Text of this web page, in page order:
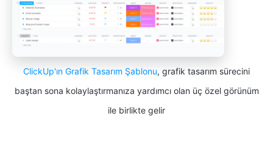
ClickUp'ın Grafik Tasarım Şablonu, grafik tasarım sürecini
baştan sona kolaylaştırmanıza yardımcı olan üç özel görünüm
ile birlikte gelir